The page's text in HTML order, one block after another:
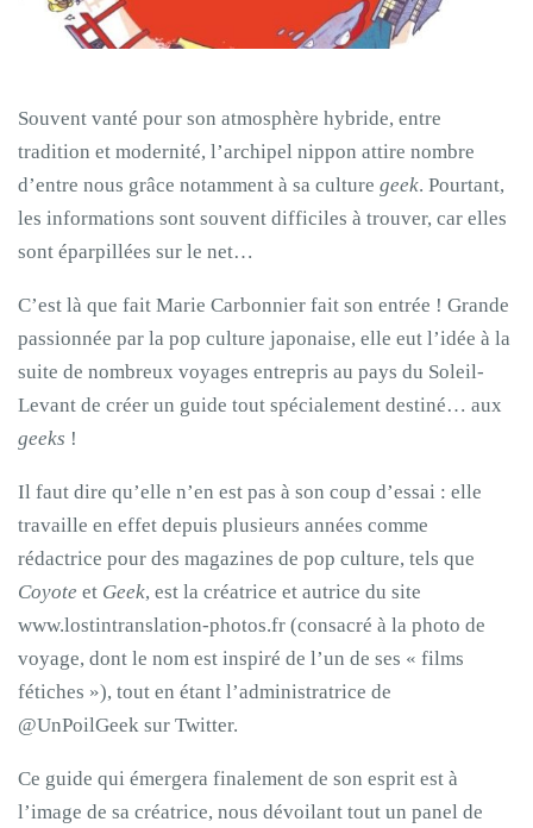
Souvent vanté pour son atmosphère hybride, entre
tradition et modernité, l’archipel nippon attire nombre
d’entre nous grâce notamment à sa culture geek. Pourtant,
les informations sont souvent difficiles à trouver, car elles
sont éparpillées sur le net…
C’est là que fait Marie Carbonnier fait son entrée ! Grande
passionnée par la pop culture japonaise, elle eut l’idée à la
suite de nombreux voyages entrepris au pays du Soleil-
Levant de créer un guide tout spécialement destiné… aux
geeks !
Il faut dire qu’elle n’en est pas à son coup d’essai : elle
travaille en effet depuis plusieurs années comme
rédactrice pour des magazines de pop culture, tels que
Coyote et Geek, est la créatrice et autrice du site
www.lostintranslation-photos.fr (consacré à la photo de
voyage, dont le nom est inspiré de l’un de ses « films
fétiches »), tout en étant l’administratrice de
@UnPoilGeek sur Twitter.
Ce guide qui émergera finalement de son esprit est à
l’image de sa créatrice, nous dévoilant tout un panel de